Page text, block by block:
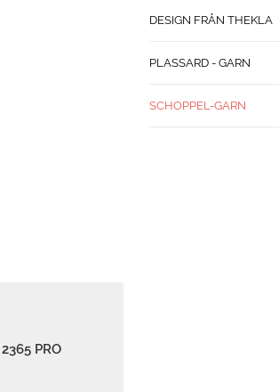
2365 PRO
DESIGN FRÅN THEKLA
PLASSARD - GARN
SCHOPPEL-GARN